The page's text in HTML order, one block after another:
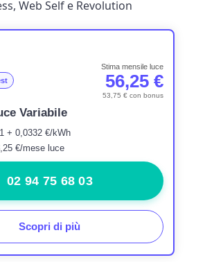
Web Self e Revolution
Variabile
Stima mensile luce
56,25 €
53,75 € con bonus
+ 0,0332 €/kWh
€/mese luce
02 94 75 68 03
Scopri di più